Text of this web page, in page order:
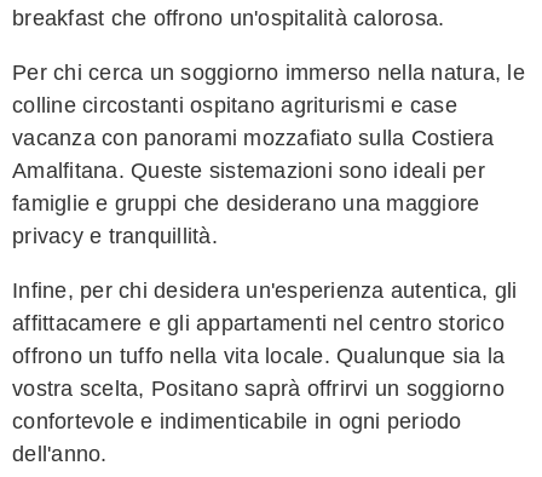
breakfast che offrono un'ospitalità calorosa.
Per chi cerca un soggiorno immerso nella natura, le
colline circostanti ospitano agriturismi e case
vacanza con panorami mozzafiato sulla Costiera
Amalfitana. Queste sistemazioni sono ideali per
famiglie e gruppi che desiderano una maggiore
privacy e tranquillità.
Infine, per chi desidera un'esperienza autentica, gli
affittacamere e gli appartamenti nel centro storico
offrono un tuffo nella vita locale. Qualunque sia la
vostra scelta, Positano saprà offrirvi un soggiorno
confortevole e indimenticabile in ogni periodo
dell'anno.